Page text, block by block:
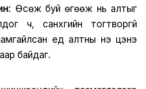
Өсөж буй өгөөж нь алтыг
ч, санхүүгийн тогтворгүй
үед алтны үнэ цэнэ
байдаг.